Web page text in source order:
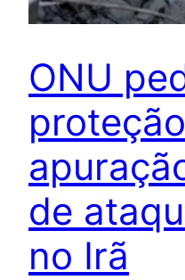
ONU
de
no Irã